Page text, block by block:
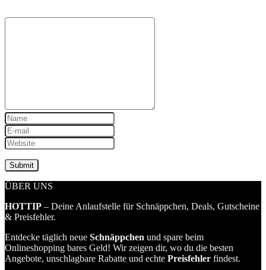
ÜBER UNS
HOTTIP – Deine Anlaufstelle für Schnäppchen, Deals, Gutscheine
& Preisfehler.
Entdecke täglich neue Schnäppchen und spare beim
Onlineshopping bares Geld! Wir zeigen dir, wo du die besten
Angebote, unschlagbare Rabatte und echte Preisfehler findest.